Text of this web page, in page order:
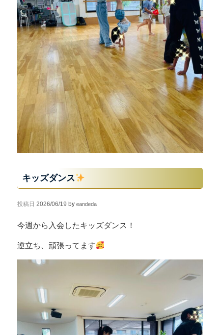
キッズダンス
投稿日 2026/06/19 by eandeda
今週から入会したキッズダンス！
逆立ち、頑張ってます